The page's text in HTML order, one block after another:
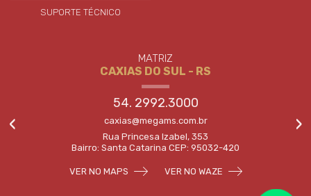
SUPORTE TÉCNICO
CEP: 95032-420
VER NO WAZE VER NO MAPS
‹ ›